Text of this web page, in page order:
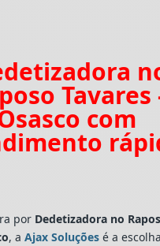
Tavares
com
por Dedetizadora no
, a Ajax Soluçõesé a